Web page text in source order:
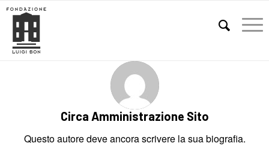
Circa Amministrazione Sito
Questo autore deve ancora scrivere la sua biografia.